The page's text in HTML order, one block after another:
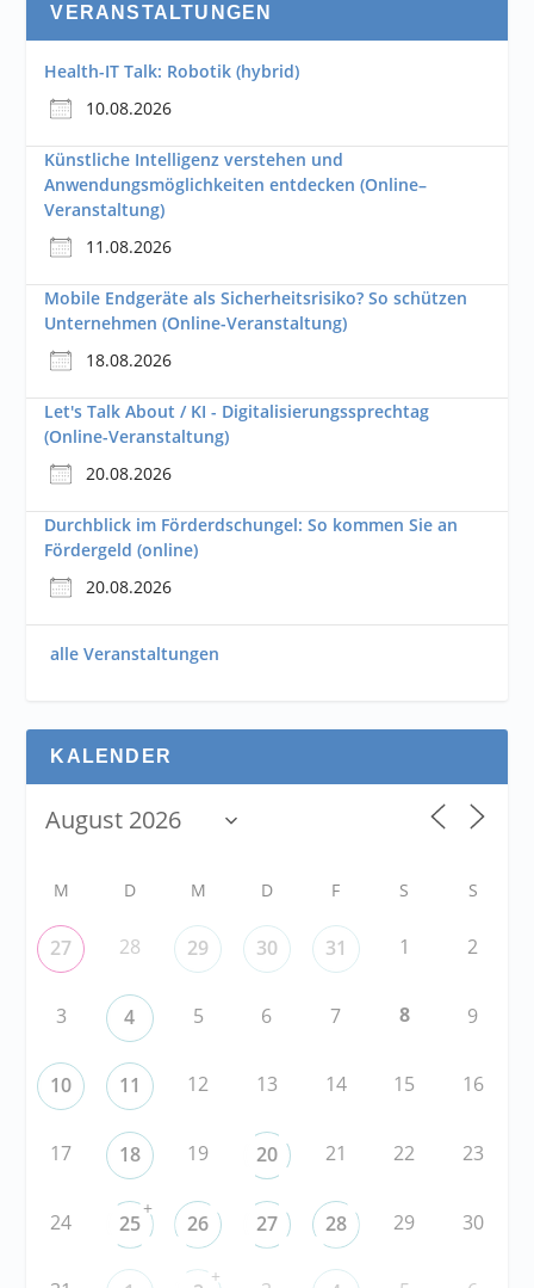
VERANSTALTUNGEN
Health-IT Talk: Robotik (hybrid)
10.08.2026
Künstliche Intelligenz verstehen und
Anwendungsmöglichkeiten entdecken (Online–
Veranstaltung)
11.08.2026
Mobile Endgeräte als Sicherheitsrisiko? So schützen
Unternehmen (Online-Veranstaltung)
18.08.2026
Let's Talk About / KI - Digitalisierungssprechtag
(Online-Veranstaltung)
20.08.2026
Durchblick im Förderdschungel: So kommen Sie an
Fördergeld (online)
20.08.2026
alle Veranstaltungen
KALENDER
M D M D F S S
27 28 29 30 31 1 2
3 4 5 6 7 8 9
10 11 12 13 14 15 16
17 18 19 20 21 22 23
24 25
+
26 27 28 29 30
+